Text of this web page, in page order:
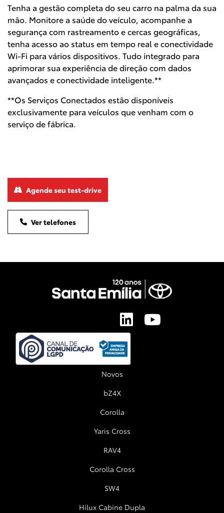
Tenha a gestão completa do seu carro na palma da sua
mão. Monitore a saúde do veículo, acompanhe a
segurança com rastreamento e cercas geográficas,
tenha acesso ao status em tempo real e conectividade
Wi-Fi para vários dispositivos. Tudo integrado para
aprimorar sua experiência de direção com dados
avançados e conectividade inteligente.**
**Os Serviços Conectados estão disponíveis
exclusivamente para veículos que venham com o
serviço de fábrica.
Ver telefones
Agende seu test-drive
Novos
bZ4X
Corolla
Yaris Cross
RAV4
Corolla Cross
SW4
Hilux Cabine Dupla